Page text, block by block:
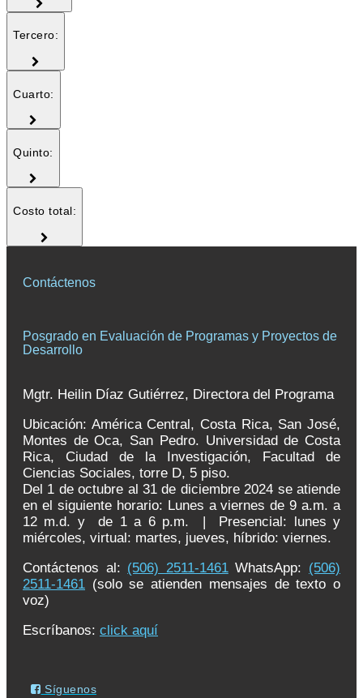
Tercero:
Cuarto:
Quinto:
Costo total:
Contáctenos
Posgrado en Evaluación de Programas y Proyectos de
Desarrollo
Mgtr. Heilin Díaz Gutiérrez, Directora del Programa
Ubicación: América Central, Costa Rica, San José,
Montes de Oca, San Pedro. Universidad de Costa
Rica, Ciudad de la Investigación, Facultad de
Ciencias Sociales, torre D, 5 piso.
Del 1 de octubre al 31 de diciembre 2024 se atiende
en el siguiente horario: Lunes a viernes de 9 a.m. a
12 m.d. y de 1 a 6 p.m. | Presencial: lunes y
miércoles, virtual: martes, jueves, híbrido: viernes.
Contáctenos al: (506) 2511-1461WhatsApp: (506)
2511-1461 (solo se atienden mensajes de texto o
voz)
Escríbanos: click aquí
Síguenos